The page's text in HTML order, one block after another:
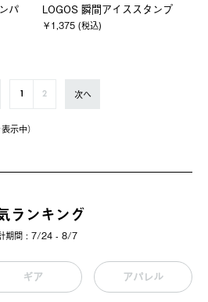
パ
LOGOS 瞬間アイススタンプ
￥1,375 (税込)
⽰中）
1 2 次へ
ランキング
期間 : 7/24 - 8/7
ギア アパレル